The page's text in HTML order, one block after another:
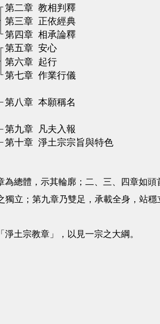
總體，示其輪廓；二、三、四章如頭
獨立；第九章乃雙足，承載全身，站穩
土宗教章」，以見一宗之大綱。